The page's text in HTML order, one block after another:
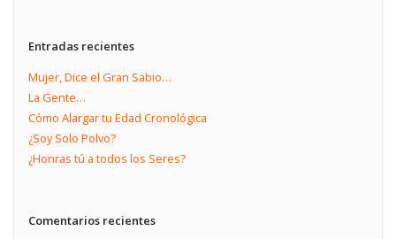
Entradas recientes
Mujer, Dice el Gran Sabio…
La Gente…
Cómo Alargar tu Edad Cronológica
¿Soy Solo Polvo?
¿Honras tú a todos los Seres?
Comentarios recientes